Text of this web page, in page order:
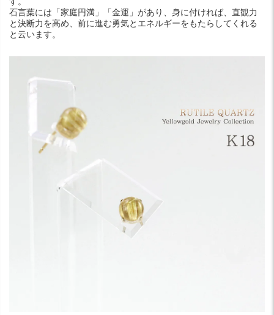
石言葉には「家庭円満」「金運」があり、身に付ければ、直観力
と決断力を高め、前に進む勇気とエネルギーをもたらしてくれる
と云います。